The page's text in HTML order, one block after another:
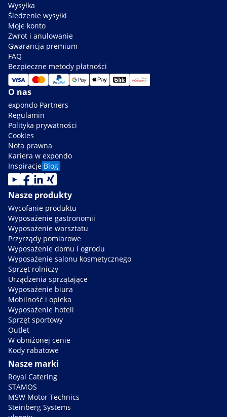
Wysyłka
Śledzenie wysyłki
Moje konto
Zwrot i anulowanie
Gwarancja premium
FAQ
Bezpieczne metody płatności
O nas
expondo Partners
Regulamin
Polityka prywatności
Cookies
Nota prawna
Kariera w expondo
Inspiracje Blog
Nasze produkty
Wycofanie produktu
Wyposażenie gastronomii
Wyposażenie warsztatu
Przyrządy pomiarowe
Wyposażenie domu i ogrodu
Wyposażenie salonu kosmetycznego
Sprzęt rolniczy
Urządzenia sprzątające
Wyposażenie biura
Mobilność i opieka
Wyposażenie hoteli
Sprzęt sportowy
Outlet
W obniżonej cenie
Kody rabatowe
Nasze marki
Royal Catering
STAMOS
MSW Motor Technics
Steinberg Systems